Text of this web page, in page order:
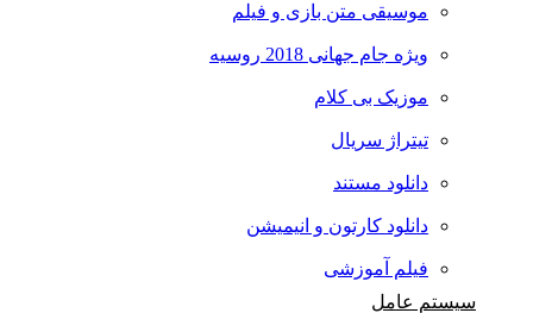
موسیقی متن بازی و فیلم
ویژه جام جهانی 2018 روسیه
موزیک بی کلام
تیتراژ سریال
دانلود مستند
دانلود کارتون و انیمیشن
فیلم آموزشی
سیستم عامل